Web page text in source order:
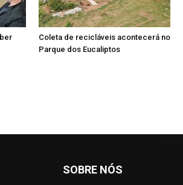
Coleta de recicláveis acontecerá no
Parque dos Eucaliptos
SOBRE NÓS